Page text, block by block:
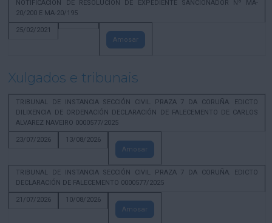
NOTIFICACION DE RESOLUCION DE EXPEDIENTE SANCIONADOR Nº MA-
20/200 E MA-20/195
25/02/2021
Amosar
Xulgados e tribunais
TRIBUNAL DE INSTANCIA SECCIÓN CIVIL PRAZA 7 DA CORUÑA. EDICTO
DILIXENCIA DE ORDENACIÓN DECLARACIÓN DE FALECEMENTO DE CARLOS
ALVAREZ NAVEIRO 0000577/2025
23/07/2026
13/08/2026
Amosar
TRIBUNAL DE INSTANCIA SECCIÓN CIVIL PRAZA 7 DA CORUÑA. EDICTO
DECLARACIÓN DE FALECEMENTO 0000577/2025
21/07/2026
10/08/2026
Amosar